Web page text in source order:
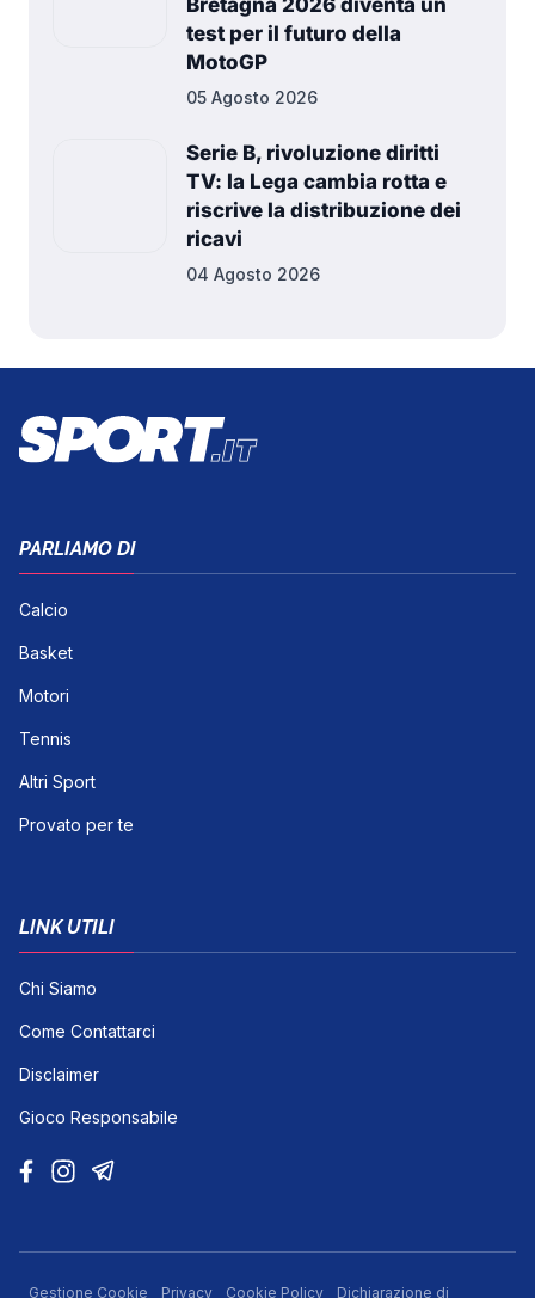
Bretagna 2026 diventa un
test per il futuro della
MotoGP
05 Agosto 2026
Serie B, rivoluzione diritti
TV: la Lega cambia rotta e
riscrive la distribuzione dei
ricavi
04 Agosto 2026
PARLIAMO DI
Calcio
Basket
Motori
Tennis
Altri Sport
Provato per te
LINK UTILI
Chi Siamo
Come Contattarci
Disclaimer
Gioco Responsabile
Gestione Cookie Privacy Cookie Policy Dichiarazione di